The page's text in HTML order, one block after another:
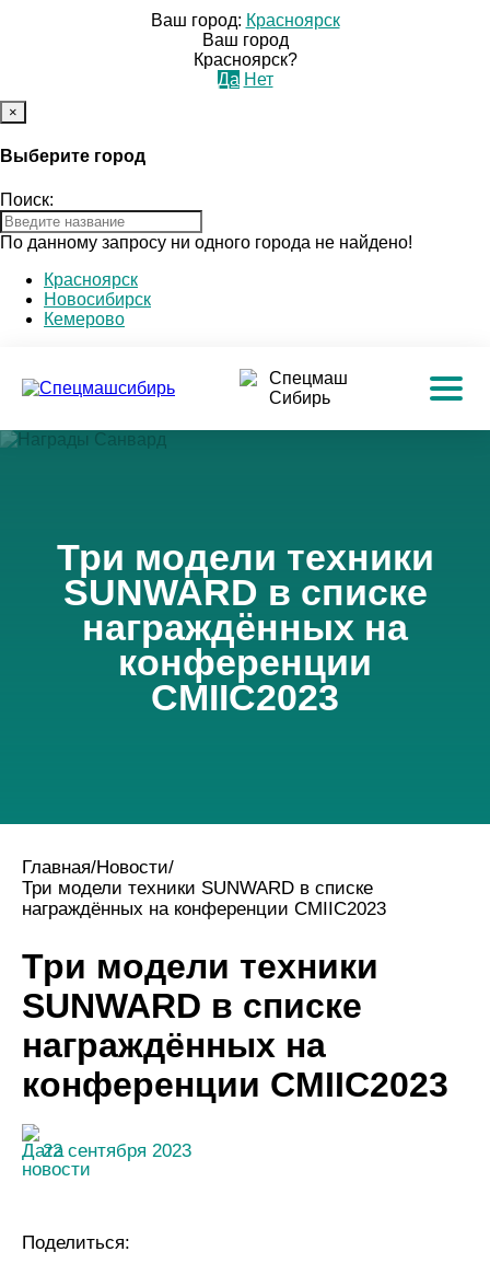
Ваш город: Красноярск
Ваш город
Красноярск?
Да Нет
×
Выберите город
Поиск:
По данному запросу ни одного города не найдено!
Красноярск
Новосибирск
Кемерово
Три модели техники
SUNWARD в списке
награждённых на
конференции
CMIIC2023
Главная/Новости/
Три модели техники SUNWARD в списке
награждённых на конференции CMIIC2023
Три модели техники
SUNWARD в списке
награждённых на
конференции CMIIC2023
22 сентября 2023
Поделиться: